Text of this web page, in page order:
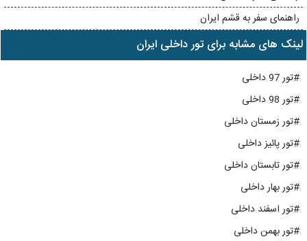
راهنمای سفر به قشم ایران
لینک های مشابه برای تور داخلی ایران
#تور 97 داخلی
#تور 98 داخلی
#تور زمستان داخلی
#تور پائیز داخلی
#تور تابستان داخلی
#تور بهار داخلی
#تور اسفند داخلی
#تور بهمن داخلی